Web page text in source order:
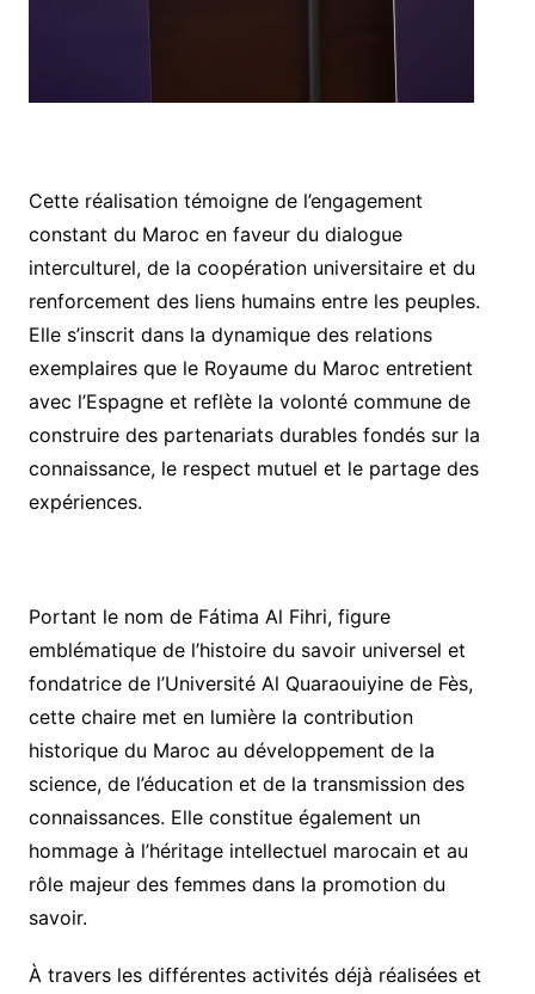
Cette réalisation témoigne de l’engagement
constant du Maroc en faveur du dialogue
interculturel, de la coopération universitaire et du
renforcement des liens humains entre les peuples.
Elle s’inscrit dans la dynamique des relations
exemplaires que le Royaume du Maroc entretient
avec l’Espagne et reflète la volonté commune de
construire des partenariats durables fondés sur la
connaissance, le respect mutuel et le partage des
expériences.
Portant le nom de Fátima Al Fihri, figure
emblématique de l’histoire du savoir universel et
fondatrice de l’Université Al Quaraouiyine de Fès,
cette chaire met en lumière la contribution
historique du Maroc au développement de la
science, de l’éducation et de la transmission des
connaissances. Elle constitue également un
hommage à l’héritage intellectuel marocain et au
rôle majeur des femmes dans la promotion du
savoir.
À travers les différentes activités déjà réalisées et